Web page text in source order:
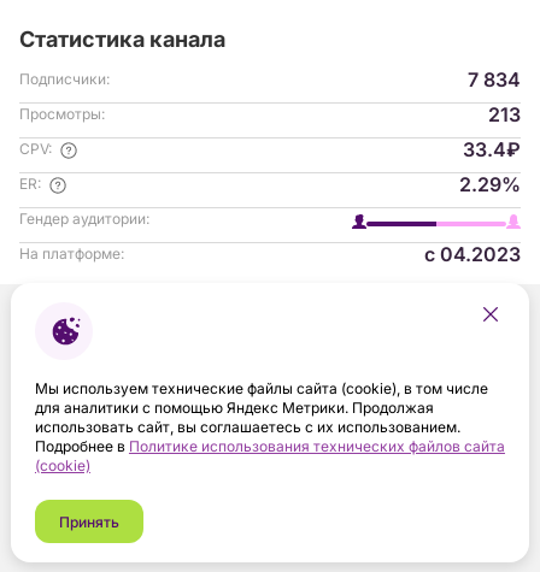
Мы используем технические файлы сайта (cookie), в том числе
для аналитики с помощью Яндекс Метрики. Продолжая
использовать сайт, вы соглашаетесь с их использованием.
Подробнее в Политике использования технических файлов сайта
(cookie)
Принять
Статистика канала
Подписчики: 7 834
Просмотры: 213
CPV: 33.4₽
ER: 2.29%
Гендер аудитории:
На платформе:
с 04.2023